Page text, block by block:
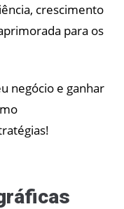
crescimento
para os
negócio e ganhar